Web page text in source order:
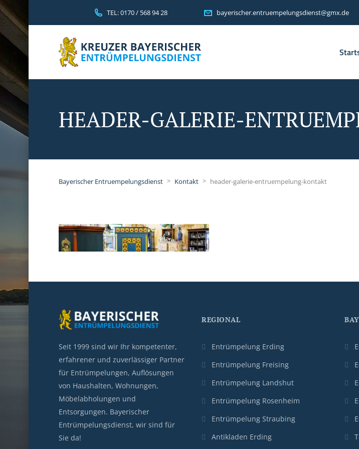
TEL: 0170 / 568 94 28 bayerischer.entruempelungsdienst@gmx.de
HEADER-GALERIE-
Bayerischer Entruempelungsdienst > Kontakt > header-galerie-entruempelung-kontakt
Seit 1999 sind wir Ihr kompetenter,
erfahrener und zuverlässiger Partner
für Entrümpelungen, Auflösungen
von Haushalten, Wohnungen,
Möbelabholungen und
Entsorgungen. Bayerischer
Entrümpelungsdienst, wir sind für
Sie da!
REGIONAL
Entrümpelung Erding
Entrümpelung Freising
Entrümpelung Landshut
Entrümpelung Rosenheim
Entrümpelung Straubing
Antikladen Erding